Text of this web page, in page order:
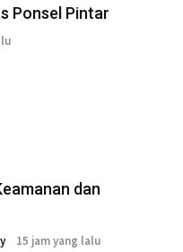
Ponsel Pintar
dan
15 jam yang lalu